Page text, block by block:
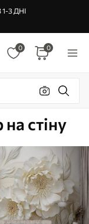
3 ДНІ
0 0
стіну